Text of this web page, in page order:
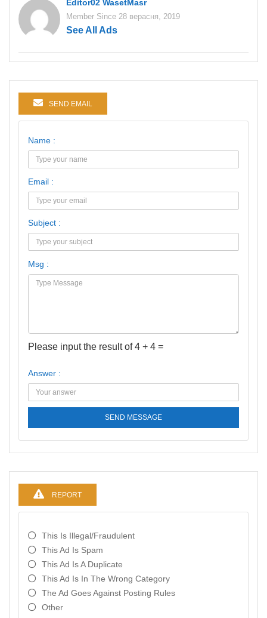
Editor02 WasetMasr
Member Since 28 верасня, 2019
See All Ads
SEND EMAIL
Name :
Email :
Subject :
Msg :
Please input the result of 4 + 4 =
Answer :
SEND MESSAGE
REPORT
This Is Illegal/fraudulent
This Ad Is Spam
This Ad Is A Duplicate
This Ad Is In The Wrong Category
The Ad Goes Against Posting Rules
Other